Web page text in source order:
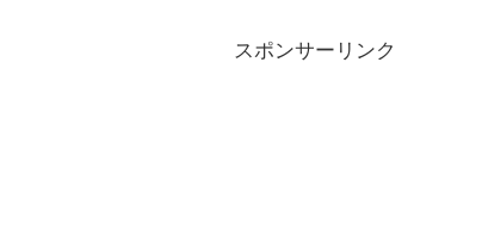
スポンサーリンク